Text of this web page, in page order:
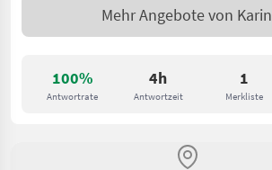
100%
Antwortrate
4h
Antwortzeit
1
Merkliste
Mehr Angebote von Karin